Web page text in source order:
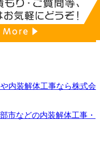
市などの内装解体工事・